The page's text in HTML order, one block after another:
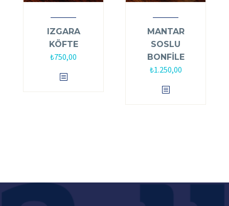
IZGARA
KÖFTE
₺750,00
MANTAR
SOSLU
BONFİLE
₺1.250,00